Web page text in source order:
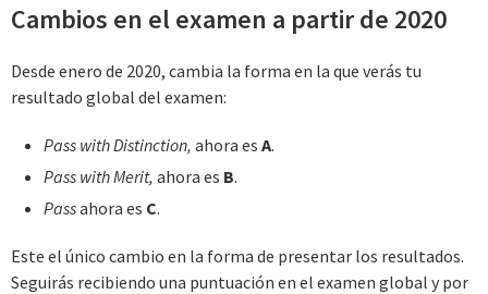
Cambios en el examen a partir de 2020
Desde enero de 2020, cambia la forma en la que verás tu
resultado global del examen:
Pass with Distinction, ahora es A.
Pass with Merit, ahora es B.
Passahora es C.
Este el único cambio en la forma de presentar los resultados.
Seguirás recibiendo una puntuación en el examen global y por